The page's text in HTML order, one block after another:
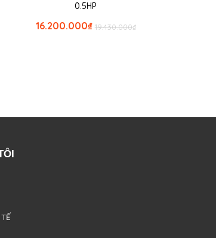
0.5HP
₫
19.430.000
₫
16.200.000